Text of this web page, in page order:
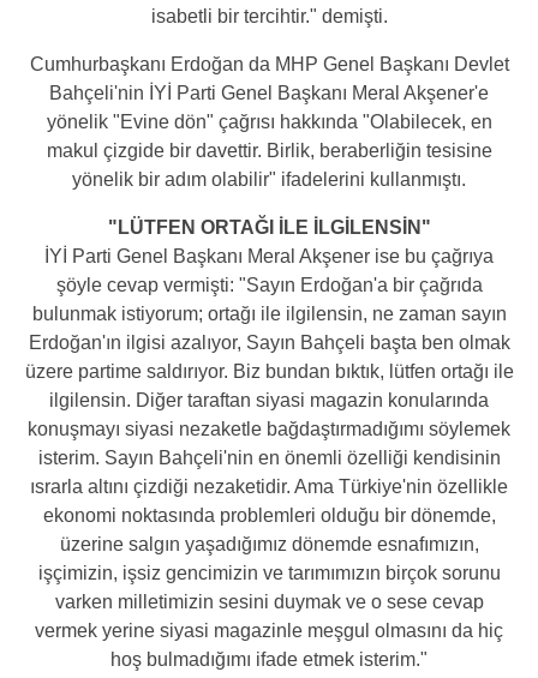
isabetli bir tercihtir." demişti.
Cumhurbaşkanı Erdoğan da MHP Genel Başkanı Devlet
Bahçeli'nin İYİ Parti Genel Başkanı Meral Akşener'e
yönelik "Evine dön" çağrısı hakkında "Olabilecek, en
makul çizgide bir davettir. Birlik, beraberliğin tesisine
yönelik bir adım olabilir" ifadelerini kullanmıştı.
"LÜTFEN ORTAĞI İLE İLGİLENSİN"
İYİ Parti Genel Başkanı Meral Akşener ise bu çağrıya
şöyle cevap vermişti: "Sayın Erdoğan'a bir çağrıda
bulunmak istiyorum; ortağı ile ilgilensin, ne zaman sayın
Erdoğan'ın ilgisi azalıyor, Sayın Bahçeli başta ben olmak
üzere partime saldırıyor. Biz bundan bıktık, lütfen ortağı ile
ilgilensin. Diğer taraftan siyasi magazin konularında
konuşmayı siyasi nezaketle bağdaştırmadığımı söylemek
isterim. Sayın Bahçeli'nin en önemli özelliği kendisinin
ısrarla altını çizdiği nezaketidir. Ama Türkiye'nin özellikle
ekonomi noktasında problemleri olduğu bir dönemde,
üzerine salgın yaşadığımız dönemde esnafımızın,
işçimizin, işsiz gencimizin ve tarımımızın birçok sorunu
varken milletimizin sesini duymak ve o sese cevap
vermek yerine siyasi magazinle meşgul olmasını da hiç
hoş bulmadığımı ifade etmek isterim."